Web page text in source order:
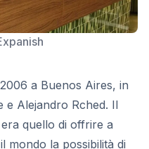
a Buenos Aires, in
e Alejandro Rched. Il
quello di offrire a
mondo la possibilità di